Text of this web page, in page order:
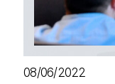
08/06/2022